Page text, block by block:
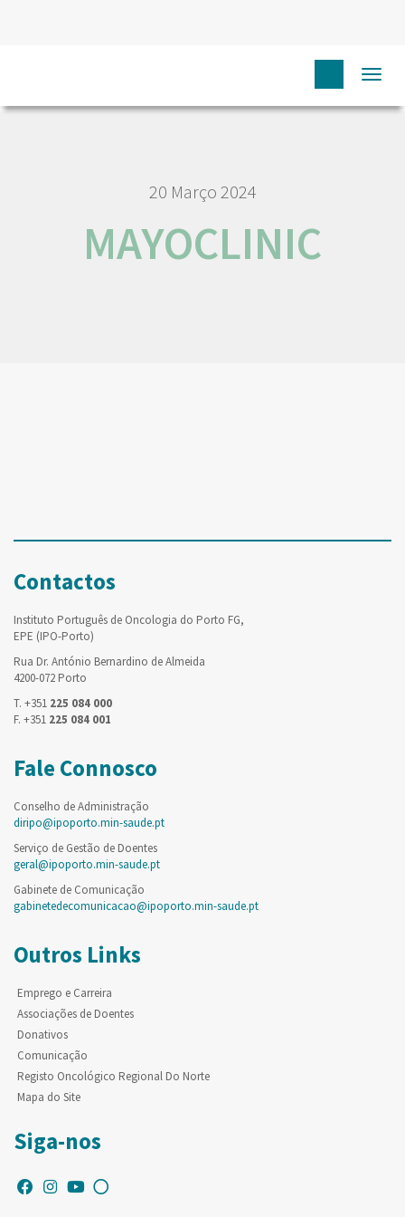
20 Março 2024
MAYOCLINIC
Contactos
Instituto Português de Oncologia do Porto FG,
EPE (IPO-Porto)
Rua Dr. António Bernardino de Almeida
4200-072 Porto
T. +351 225 084 000
F. +351 225 084 001
Fale Connosco
Conselho de Administração
diripo@ipoporto.min-saude.pt
Serviço de Gestão de Doentes
geral@ipoporto.min-saude.pt
Gabinete de Comunicação
gabinetedecomunicacao@ipoporto.min-saude.pt
Outros Links
Emprego e Carreira
Associações de Doentes
Donativos
Comunicação
Registo Oncológico Regional Do Norte
Mapa do Site
Siga-nos